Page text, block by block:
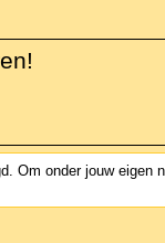
Om onder jouw eigen